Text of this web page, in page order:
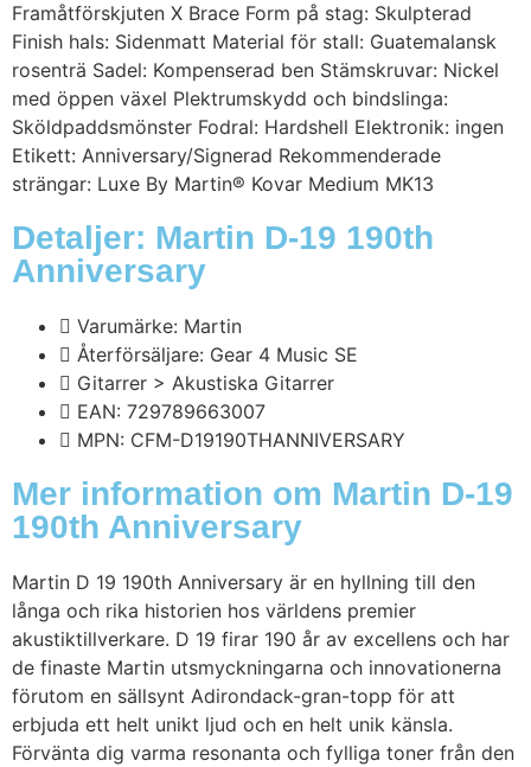
Framåtförskjuten X Brace Form på stag: Skulpterad
Finish hals: Sidenmatt Material för stall: Guatemalansk
rosenträ Sadel: Kompenserad ben Stämskruvar: Nickel
med öppen växel Plektrumskydd och bindslinga:
Sköldpaddsmönster Fodral: Hardshell Elektronik: ingen
Etikett: Anniversary/Signerad Rekommenderade
strängar: Luxe By Martin® Kovar Medium MK13
Detaljer: Martin D-19 190th
Anniversary
Varumärke: Martin
Återförsäljare: Gear 4 Music SE
Gitarrer > Akustiska Gitarrer
EAN: 729789663007
MPN: CFM-D19190THANNIVERSARY
Mer information om Martin D-19
190th Anniversary
Martin D 19 190th Anniversary är en hyllning till den
långa och rika historien hos världens premier
akustiktillverkare. D 19 firar 190 år av excellens och har
de finaste Martin utsmyckningarna och innovationerna
förutom en sällsynt Adirondack-gran-topp för att
erbjuda ett helt unikt ljud och en helt unik känsla.
Förvänta dig varma resonanta och fylliga toner från den